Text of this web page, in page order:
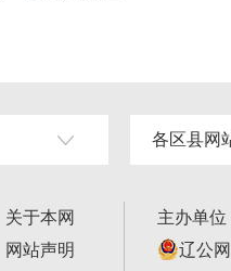
各区县网
关于本网
网站声明
主办单
辽公